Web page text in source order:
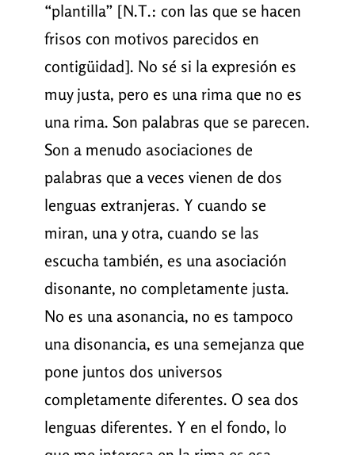
“plantilla” [N.T.: con las que se hacen
frisos con motivos parecidos en
contigüidad]. No sé si la expresión es
muy justa, pero es una rima que no es
una rima. Son palabras que se parecen.
Son a menudo asociaciones de
palabras que a veces vienen de dos
lenguas extranjeras. Y cuando se
miran, una y otra, cuando se las
escucha también, es una asociación
disonante, no completamente justa.
No es una asonancia, no es tampoco
una disonancia, es una semejanza que
pone juntos dos universos
completamente diferentes. O sea dos
lenguas diferentes. Y en el fondo, lo